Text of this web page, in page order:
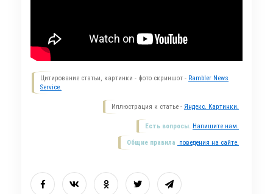
Цитирование статьи, картинки - фото скриншот - Rambler News
Service.
Иллюстрация к статье - Яндекс. Картинки.
Есть вопросы. Напишите нам.
Общие правила поведения на сайте.